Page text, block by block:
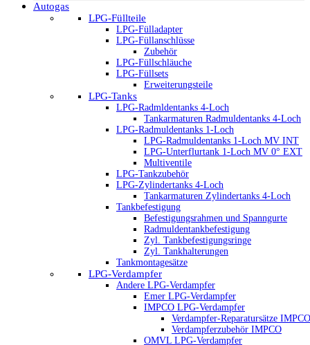
Autogas
LPG-Füllteile
LPG-Fülladapter
LPG-Füllanschlüsse
Zubehör
LPG-Füllschläuche
LPG-Füllsets
Erweiterungsteile
LPG-Tanks
LPG-Radmldentanks 4-Loch
Tankarmaturen Radmuldentanks 4-Loch
LPG-Radmuldentanks 1-Loch
LPG-Radmuldentanks 1-Loch MV INT
LPG-Unterflurtank 1-Loch MV 0° EXT
Multiventile
LPG-Tankzubehör
LPG-Zylindertanks 4-Loch
Tankarmaturen Zylindertanks 4-Loch
Tankbefestigung
Befestigungsrahmen und Spanngurte
Radmuldentankbefestigung
Zyl. Tankbefestigungsringe
Zyl. Tankhalterungen
Tankmontagesätze
LPG-Verdampfer
Andere LPG-Verdampfer
Emer LPG-Verdampfer
IMPCO LPG-Verdampfer
Verdampfer-Reparatursätze IMPCO
Verdampferzubehör IMPCO
OMVL LPG-Verdampfer